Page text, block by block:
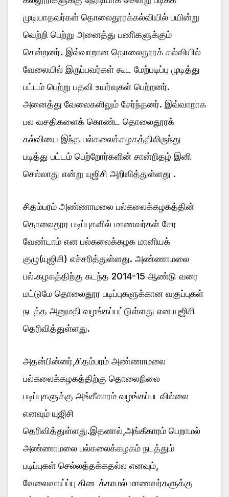
முடியாதவர்கள் தொலைதூரக்கல்வியில் பயின்று
வெற்றி பெற்று அனைத்து பணிகளுக்கும்
சென்றனர். இவ்வாறான தொலைதூரக் கல்வியில்
வேலையில் இருப்பவர்கள் கூட மேற்படிப்பு முடித்து
பட்டம் பெற்று பதவி உயர்வுகள் பெற்றனர்.
அனைத்து வேலைகளிலும் சேர்ந்தனர். இவ்வாறாக
பல வசதிகளைக் கொண்ட தொலைதூரக்
கல்வியை இந்த பல்கலைக்கழகத்திலிருந்து
படித்து பட்டம் பெற்றோர்களின் சான்றிதழ் இனி
செல்லாது என்று யுஜிசி அறிவித்துள்ளது .
சிதம்பரம் அண்ணாமலை பல்கலைக்கழகத்தின்
தொலைதூர படிப்புகளில் மாணவர்கள் சேர
வேண்டாம் என பல்கலைக்கழக மானியக்
குழு(யுஜிசி) எச்சரித்துள்ளது. அண்ணாமலை
பல்.கழகத்திற்கு கடந்த 2014-15 ஆண்டு வரை
மட்டுமே தொலைதூர படிப்புகளுக்கான வகுப்புகள்
நடத்த அனுமதி வழங்கப்பட்டுள்ளது என யுஜிசி
தெரிவித்துள்ளது.
அதன்பின்னர்,சிதம்பரம் அண்ணாமலை
பல்கலைக்கழகத்திற்கு தொலைநிலை
படிப்புகளுக்கு அங்கீகாரம் வழங்கப்படவில்லை
எனவும் யுஜிசி
தெரிவித்துள்ளது.இதனால்,அங்கீகாரம் பெறாமல்
அண்ணாமலை பல்கலைக்கழகம் நடத்தும்
படிப்புகள் செல்லத்தக்கதல்ல எனவும்,
வேலைவாய்ப்பு கிடைக்காமல் மாணவர்களுக்கு